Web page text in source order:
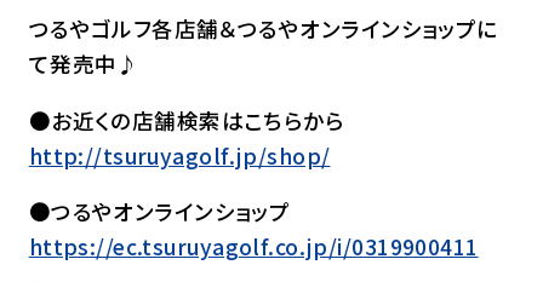
つるやゴルフ各店舗＆つるやオンラインショップに
て発売中♪
●お近くの店舗検索はこちらから
http://tsuruyagolf.jp/shop/
●つるやオンラインショップ
https://ec.tsuruyagolf.co.jp/i/0319900411